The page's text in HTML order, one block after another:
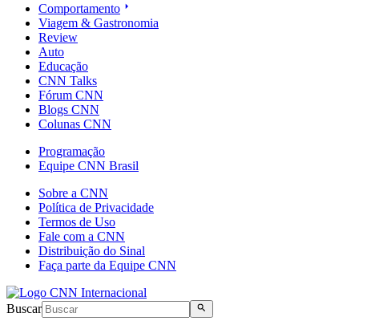
Comportamento
Viagem & Gastronomia
Review
Auto
Educação
CNN Talks
Fórum CNN
Blogs CNN
Colunas CNN
Programação
Equipe CNN Brasil
Sobre a CNN
Política de Privacidade
Termos de Uso
Fale com a CNN
Distribuição do Sinal
Faça parte da Equipe CNN
Buscar